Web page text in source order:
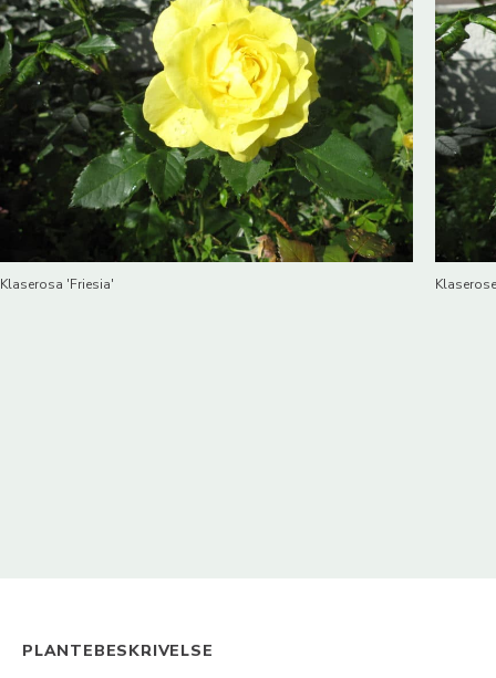
Klaserosa 'Friesia'
PLANTEBESKRIVELSE